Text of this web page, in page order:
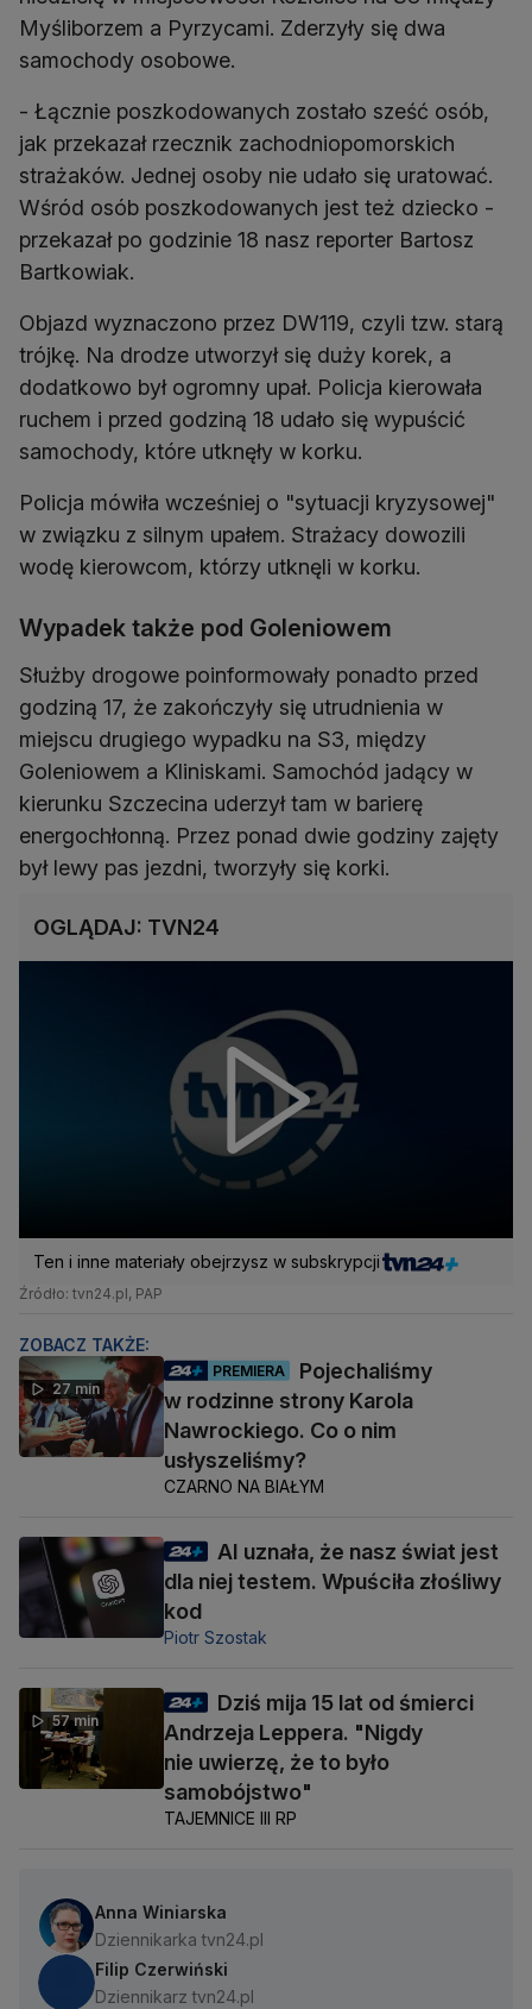
Myśliborzem a Pyrzycami. Zderzyły się dwa
samochody osobowe.
- Łącznie poszkodowanych zostało sześć osób,
jak przekazał rzecznik zachodniopomorskich
strażaków. Jednej osoby nie udało się uratować.
Wśród osób poszkodowanych jest też dziecko -
przekazał po godzinie 18 nasz reporter Bartosz
Bartkowiak.
Objazd wyznaczono przez DW119, czyli tzw. starą
trójkę. Na drodze utworzył się duży korek, a
dodatkowo był ogromny upał. Policja kierowała
ruchem i przed godziną 18 udało się wypuścić
samochody, które utknęły w korku.
Policja mówiła wcześniej o "sytuacji kryzysowej"
w związku z silnym upałem. Strażacy dowozili
wodę kierowcom, którzy utknęli w korku.
Wypadek także pod Goleniowem
Służby drogowe poinformowały ponadto przed
godziną 17, że zakończyły się utrudnienia w
miejscu drugiego wypadku na S3, między
Goleniowem a Kliniskami. Samochód jadący w
kierunku Szczecina uderzył tam w barierę
energochłonną. Przez ponad dwie godziny zajęty
był lewy pas jezdni, tworzyły się korki.
OGLĄDAJ: TVN24
Ten i inne materiały obejrzysz w subskrypcji
Źródło: tvn24.pl, PAP
ZOBACZ TAKŻE:
27 min
PREMIERA
Pojechaliśmy
w rodzinne strony Karola
Nawrockiego. Co o nim
usłyszeliśmy?
CZARNO NA BIAŁYM
AI uznała, że nasz świat jest
dla niej testem. Wpuściła złośliwy
kod
Piotr Szostak
57 min
Dziś mija 15 lat od śmierci
Andrzeja Leppera. "Nigdy
nie uwierzę, że to było
samobójstwo"
TAJEMNICE III RP
Anna Winiarska
Dziennikarka tvn24.pl
Filip Czerwiński
Dziennikarz tvn24.pl